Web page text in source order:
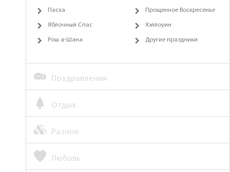
Пасха Прощенное Воскресенье
Яблочный Спас Хэллоуин
Рош а-Шана Другие праздники
Поздравления
Отдых
Разное
Любовь